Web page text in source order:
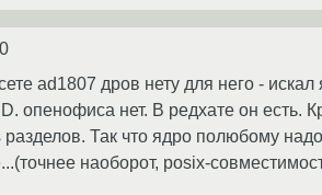
ad1807 дров нету для него -
опенофиса нет. В редхате он есть.
Так что ядро полюбому
наоборот, posix-